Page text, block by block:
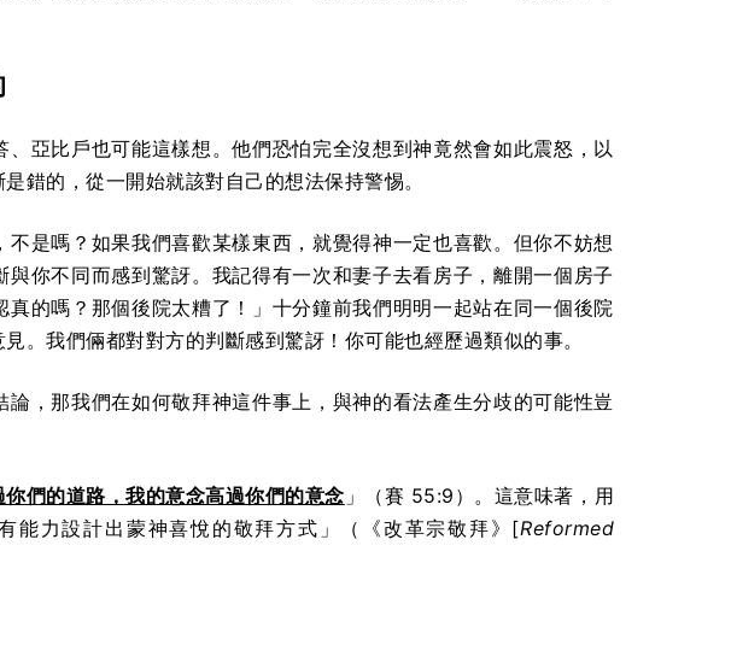
亞比戶也可能這樣想。他們恐怕完全沒想到神竟然會如此震怒，以
錯的，從一開始就該對自己的想法保持警惕。
是嗎？如果我們喜歡某樣東西，就覺得神一定也喜歡。但你不妨想
你不同而感到驚訝。我記得有一次和妻子去看房子，離開一個房子
的嗎？那個後院太糟了！」十分鐘前我們明明一起站在同一個後院
。我們倆都對對方的判斷感到驚訝！你可能也經歷過類似的事。
，那我們在如何敬拜神這件事上，與神的看法產生分歧的可能性豈
們的道路，我的意念高過你們的意念 」（賽 55:9）。這意味著，用
能力設計出蒙神喜悅的敬拜方式」（《改革宗敬拜》[Reformed